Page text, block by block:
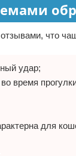
что
удар;
время
для